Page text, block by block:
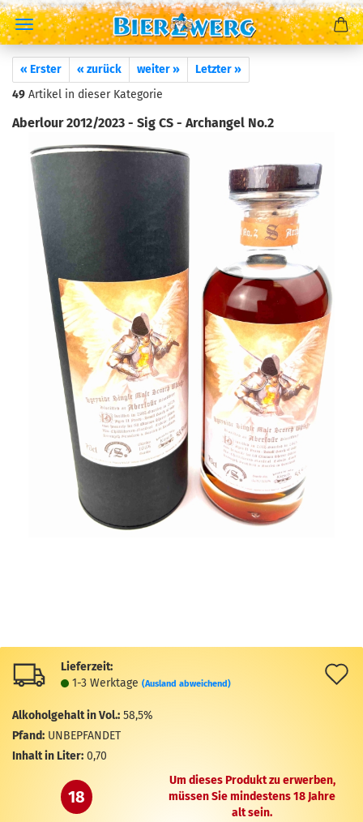
« Erster « zurück weiter »
Letzter »
49 Artikel in dieser Kategorie
Aberlour 2012/2023 - Sig CS - Archangel No.2
Lieferzeit:
1-3 Werktage (Ausland abweichend)
Alkoholgehalt in Vol.: 58,5%
Pfand: UNBEPFANDET
Inhalt in Liter: 0,70
18
Um dieses Produkt zu erwerben,
müssen Sie mindestens 18 Jahre
alt sein.